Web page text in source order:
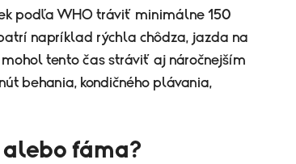
podľa WHO tráviť minimálne 150
napríklad rýchla chôdza, jazda na
tento čas stráviť aj náročnejším
behania, kondičného plávania,
fáma?